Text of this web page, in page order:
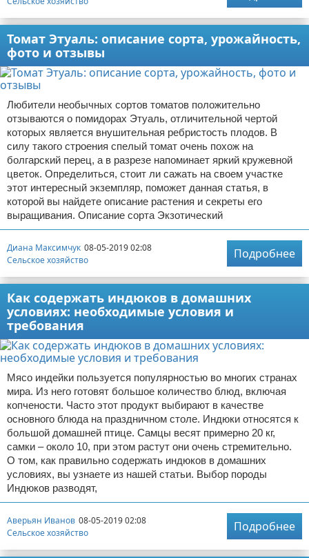
Томат Этуаль: описание сорта, урожайность,
фото и отзывы
Любители необычных сортов томатов положительно
отзываются о помидорах Этуаль, отличительной чертой
которых является внушительная ребристость плодов. В
силу такого строения спелый томат очень похож на
болгарский перец, а в разрезе напоминает яркий кружевной
цветок. Определиться, стоит ли сажать на своем участке
этот интересный экземпляр, поможет данная статья, в
которой вы найдете описание растения и секреты его
выращивания. Описание сорта Экзотический
Диана Максимчук 08-05-2019 02:08
Сельское хозяйство
Подробнее
Как содержать индюков в домашних
условиях: необходимые условия и
требования
Мясо индейки пользуется популярностью во многих странах
мира. Из него готовят большое количество блюд, включая
копчености. Часто этот продукт выбирают в качестве
основного блюда на праздничном столе. Индюки относятся к
большой домашней птице. Самцы весят примерно 20 кг,
самки – около 10, при этом растут они очень стремительно.
О том, как правильно содержать индюков в домашних
условиях, вы узнаете из нашей статьи. Выбор породы
Индюков разводят,
Аверьян Иванов 08-05-2019 02:08
Сельское хозяйство
Подробнее